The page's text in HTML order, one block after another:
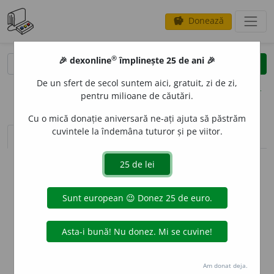
savings Donează
clear
opțiuni
sinteza definițiilor (1) definiții (1) declinări
info
Aceste definiții sunt compilate de
echipa dexonline. Definițiile
originale se află pe filadefiniții.
preferințe
🎉 dexonline® împlinește 25 de ani 🎉
De un sfert de secol suntem aici, gratuit, zi de zi,
pentru milioane de căutări.
Cu o mică donație aniversară ne-ați ajuta să păstrăm
cuvintele la îndemâna tuturor și pe viitor.
Am donat deja.